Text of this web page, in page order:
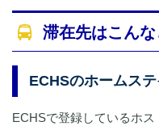
滞在先はこんな
ECHSのホームス
ECHSで登録しているホ